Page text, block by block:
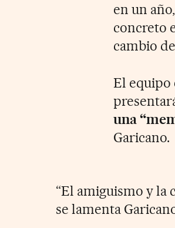
en un
concreto
cambio
El equipo
una
Garicano.
“El amiguismo y la
se lamenta